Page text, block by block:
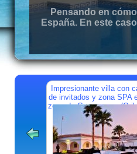
Pensando en cómo
España. En este
Impresionante villa con
de invitados y zona SPA
zona de Campoamor
Costa)